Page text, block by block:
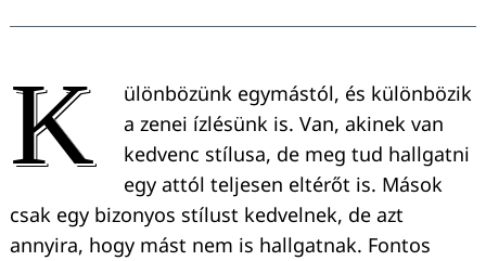
K
ülönbözünk egymástól, és különbözik
a zenei ízlésünk is. Van, akinek van
kedvenc stílusa, de meg tud hallgatni
egy attól teljesen eltérőt is. Mások
csak egy bizonyos stílust kedvelnek, de azt
annyira, hogy mást nem is hallgatnak. Fontos